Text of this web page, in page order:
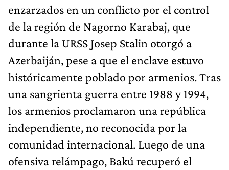
enzarzados en un conflicto por el control
de la región de Nagorno Karabaj, que
durante la URSS Josep Stalin otorgó a
Azerbaiján, pese a que el enclave estuvo
históricamente poblado por armenios. Tras
una sangrienta guerra entre 1988 y 1994,
los armenios proclamaron una república
independiente, no reconocida por la
comunidad internacional. Luego de una
ofensiva relámpago, Bakú recuperó el